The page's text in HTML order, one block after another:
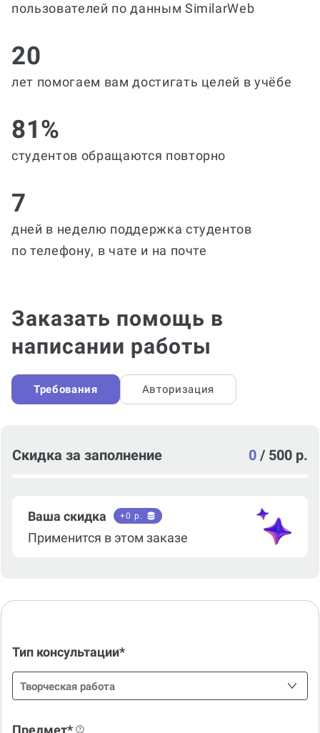
пользователей по данным SimilarWeb
20
лет помогаем вам достигать целей в учёбе
81%
студентов обращаются повторно
7
дней в неделю поддержка студентов
по телефону, в чате и на почте
Заказать помощь в
написании работы
Требования Авторизация
Скидка за заполнение 0 / 500 р.
Ваша скидка +0 р.
Применится в этом заказе
Тип консультации*
Творческая работа
Предмет*